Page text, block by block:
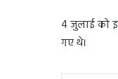
4 जुलाई को
गए थे।